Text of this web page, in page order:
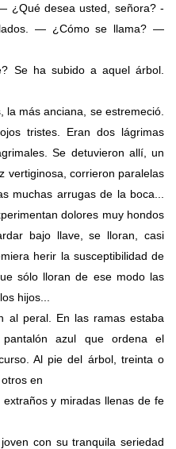
¿Qué desea usted, señora? -
— ¿Cómo se llama? —
Se ha subido a aquel árbol.
más anciana, se estremeció.
tristes. Eran dos lágrimas
Se detuvieron allí, un
vertiginosa, corrieron paralelas
muchas arrugas de la boca...
dolores muy hondos
bajo llave, se lloran, casi
herir la susceptibilidad de
sólo lloran de ese modo las
hijos...
al peral. En las ramas estaba
azul que ordena el
Al pie del árbol, treinta o
en
y miradas llenas de fe
con su tranquila seriedad